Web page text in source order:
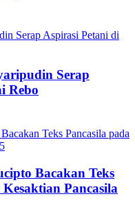
Serap
Rebo
Bacakan Teks
Pancasila